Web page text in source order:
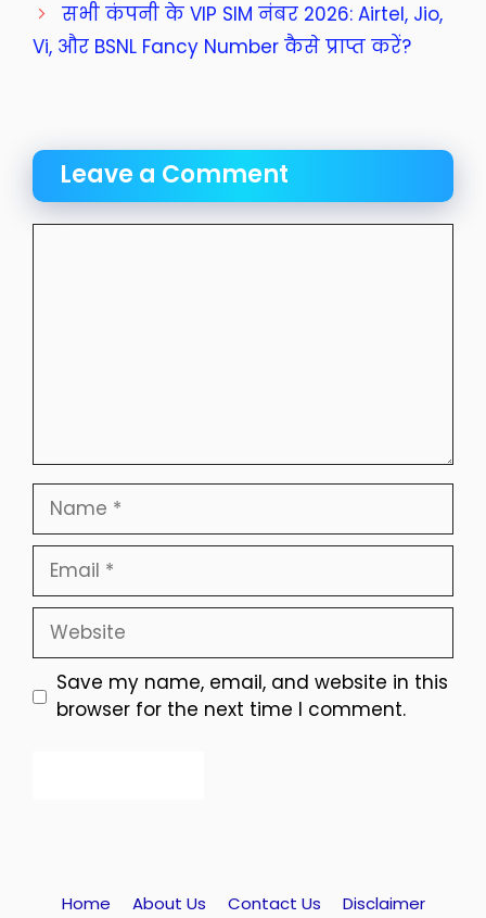
सभी कंपनी के VIP SIM नंबर 2026: Airtel, Jio,
Vi, और BSNL Fancy Number कैसे प्राप्त करें?
Leave a Comment
Name
Email
Website
Save my name, email, and website in this
browser for the next time I comment.
Home About Us Contact Us Disclaimer